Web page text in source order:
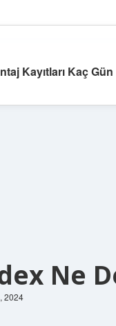
Ne
2024
Kayıtları Kaç Gün